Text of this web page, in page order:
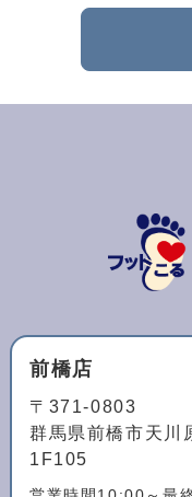
前橋店
〒371-0803
群馬県前橋市天川
1F105